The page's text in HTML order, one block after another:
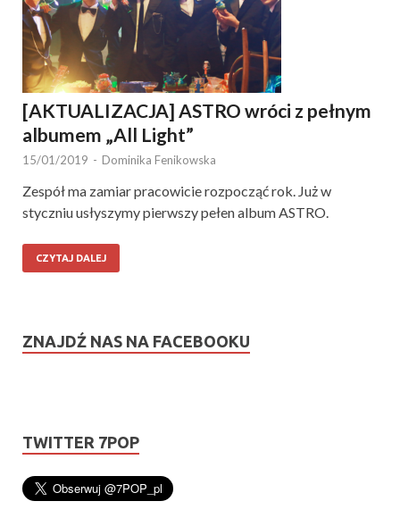
[AKTUALIZACJA] ASTRO wróci z pełnym
albumem „All Light”
15/01/2019 - Dominika Fenikowska
Zespół ma zamiar pracowicie rozpocząć rok. Już w
styczniu usłyszymy pierwszy pełen album ASTRO.
CZYTAJ DALEJ
ZNAJDŹ NAS NA FACEBOOKU
TWITTER 7POP